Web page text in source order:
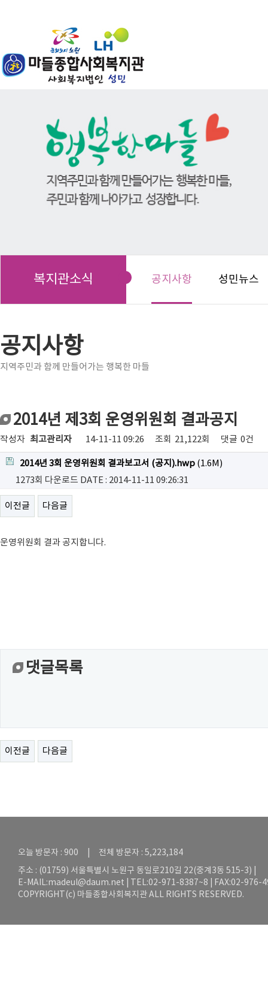
복지관소식 공지사항 성민뉴스
공지사항
지역주민과 함께 만들어가는 행복한 마들
2014년 제3회 운영위원회 결과공지
작성자 최고관리자 14-11-11 09:26 조회 21,122회 댓글 0건
2014년 3회 운영위원회 결과보고서 (공지).hwp (1.6M)
1273회 다운로드 DATE : 2014-11-11 09:26:31
이전글 다음글
운영위원회 결과 공지합니다.
댓글목록
이전글 다음글
오늘 방문자 : 900 | 전체 방문자 : 5,223,184
주소 : (01759) 서울특별시 노원구 동일로210길 22(중계3동 515-3) |
E-MAIL:madeul@daum.net | TEL:02-971-8387~8 | FAX:02-976-
COPYRIGHT(c) 마들종합사회복지관 ALL RIGHTS RESERVED.